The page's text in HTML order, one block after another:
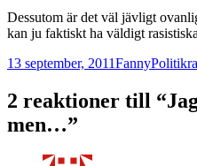
Dessutom är det väl jävligt
kan ju faktiskt ha väldigt
Postat
13 september, 2011Författare
FannyPolitik
2 reaktioner till
men…”